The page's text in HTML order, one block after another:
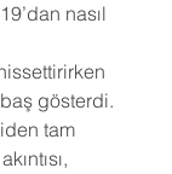
nasıl
gösterdi.
tam